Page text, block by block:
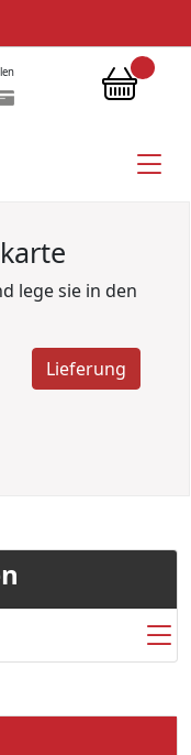
lege sie in den
Lieferung